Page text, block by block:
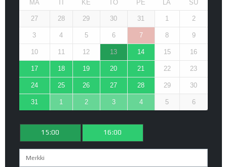
MA KE TO PE LA SU
27 28 29 30 31 1 2
3 4 5 6 7 8 9
10 11 12 13 14 15 16
17 18 19 20 21 22 23
24 25 26 27 28 29 30
31 1 2 3 4 5 6
15:00 16:00